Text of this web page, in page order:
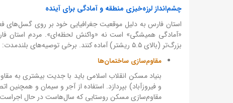
چشم‌انداز لرزه‌خیزی منطقه و آمادگی برای آینده
استان فارس به دلیل موقعیت جغرافیایی خود بر روی گسل‌های
«آمادگی همیشگی» است نه «واکنش لحظه‌ای». مردم استان
بزرگ‌تر (بالای ۵.۵ ریشتر) آماده کنند. برخی توصیه‌های بلندمدت:
مقاوم‌سازی ساختمان‌ها
بنیاد مسکن انقلاب اسلامی باید با جدیت بیشتری به
و فیروزآباد) بپردازد. استفاده از آجر و سیمان و
مقاوم‌سازی مسکن روستایی که سال‌هاست در حال